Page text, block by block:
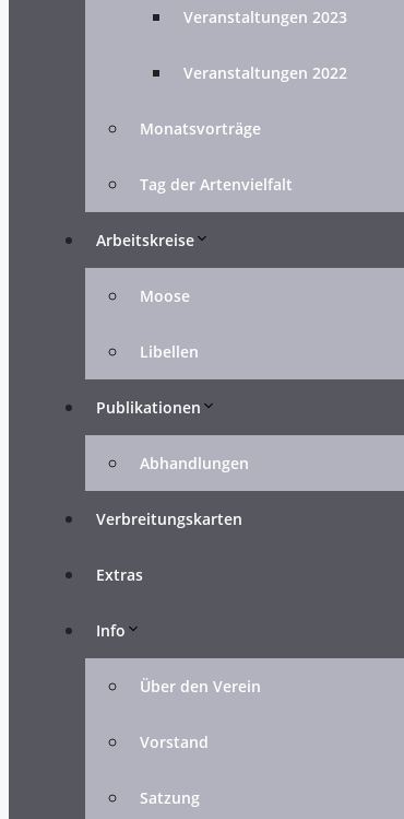
Veranstaltungen 2023
Veranstaltungen 2022
Monatsvorträge
Tag der Artenvielfalt
Arbeitskreise
Moose
Libellen
Publikationen
Abhandlungen
Verbreitungskarten
Extras
Info
Über den Verein
Vorstand
Satzung